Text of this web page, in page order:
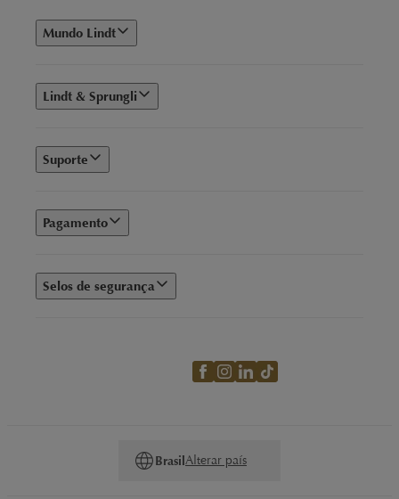
Mundo Lindt
Lindt & Sprungli
Suporte
Pagamento
Selos de segurança
BrasilAlterar país